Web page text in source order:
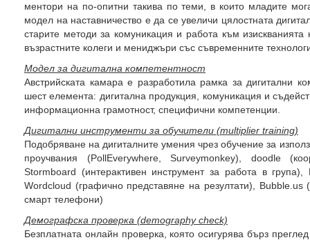
ментори на по-опитни такива по теми, в които младите
модел на наставничество е да се увеличи цялостната
старите методи за комуникация и работа към
възрастните колеги и мениджъри със съвременните
Модел за дигитална компетентност
Австрийската камара е разработила рамка за дигитални
шест елемента: дигитална продукция, комуникация и
информационна грамотност, специфични компетенции.
Дигитални инструменти за обучители (multiplier training)
Подобряване на дигиталните умения чрез обучение за
проучвания (PollEverywhere, Surveymonkey), doodle
Stormboard (интерактивен инструмент за работа в
Wordcloud (графично представяне на резултати),
смарт телефони)
Демографска проверка (demography check)
Безплатната онлайн проверка, която осигурява бърз